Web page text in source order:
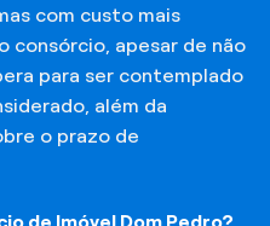
com custo mais
consórcio, apesar de não
para ser contemplado
além da
o prazo de